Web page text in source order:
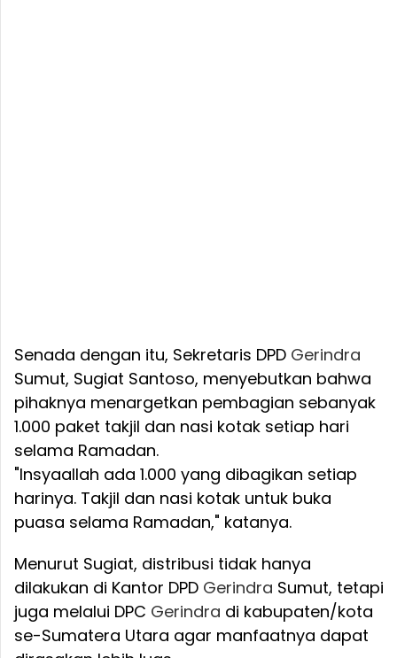
Senada dengan itu, Sekretaris DPD Gerindra
Sumut, Sugiat Santoso, menyebutkan bahwa
pihaknya menargetkan pembagian sebanyak
1.000 paket takjil dan nasi kotak setiap hari
selama Ramadan.
"Insyaallah ada 1.000 yang dibagikan setiap
harinya. Takjil dan nasi kotak untuk buka
puasa selama Ramadan," katanya.
Menurut Sugiat, distribusi tidak hanya
dilakukan di Kantor DPD Gerindra Sumut, tetapi
juga melalui DPC Gerindra di kabupaten/kota
se-Sumatera Utara agar manfaatnya dapat